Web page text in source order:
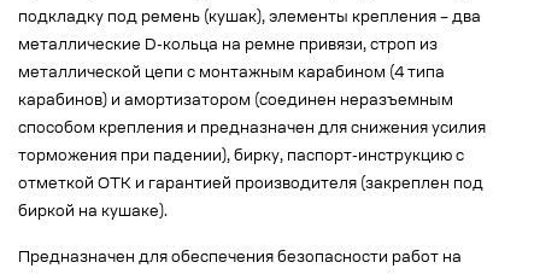
подкладку под ремень (кушак), элементы крепления – два
металлические D-кольца на ремне привязи, строп из
металлической цепи с монтажным карабином (4 типа
карабинов) и амортизатором (соединен неразъемным
способом крепления и предназначен для снижения усилия
торможения при падении), бирку, паспорт-инструкцию с
отметкой ОТК и гарантией производителя (закреплен под
биркой на кушаке).
Предназначен для обеспечения безопасности работ на